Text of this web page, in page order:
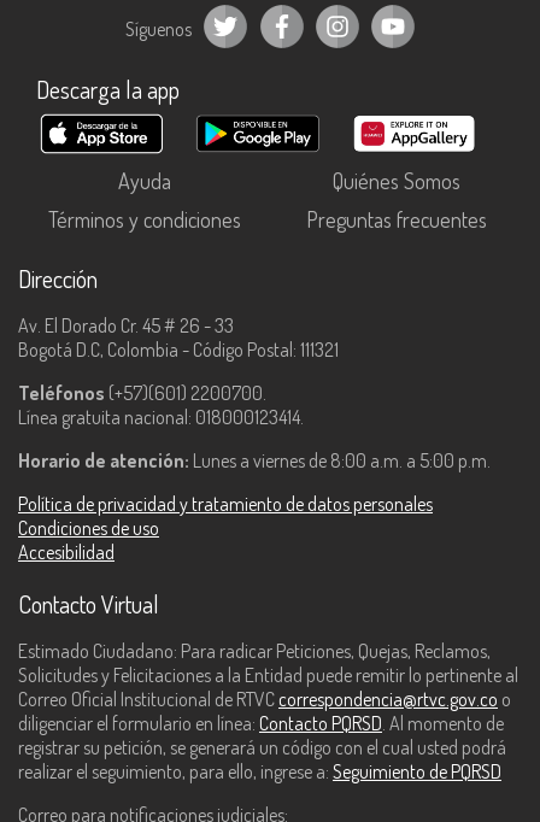
Síguenos
Descarga la app
Ayuda
Quiénes Somos
Términos y condiciones
Preguntas frecuentes
Dirección
Av. El Dorado Cr. 45 # 26 - 33
Bogotá D.C, Colombia - Código Postal: 111321
Teléfonos (+57)(601) 2200700.
Línea gratuita nacional: 018000123414.
Horario de atención: Lunes a viernes de 8:00 a.m. a 5:00 p.m.
Política de privacidad y tratamiento de datos personales
Condiciones de uso
Accesibilidad
Contacto Virtual
Estimado Ciudadano: Para radicar Peticiones, Quejas, Reclamos,
Solicitudes y Felicitaciones a la Entidad puede remitir lo pertinente al
Correo Oficial Institucional de RTVC correspondencia@rtvc.gov.co o
diligenciar el formulario en línea: Contacto PQRSD. Al momento de
registrar su petición, se generará un código con el cual usted podrá
realizar el seguimiento, para ello, ingrese a: Seguimiento de PQRSD
Correo para notificaciones judiciales: